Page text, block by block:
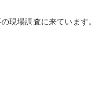
現場調査に来ています。